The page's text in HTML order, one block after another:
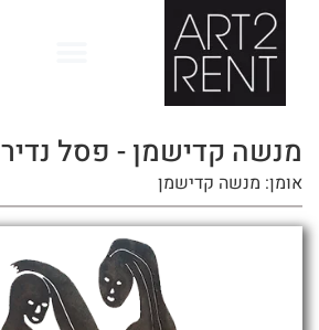
מנשה קדישמן - פסל נדיר
אומן: מנשה קדישמן